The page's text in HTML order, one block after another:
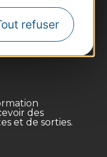
refuser
des
et de sorties.